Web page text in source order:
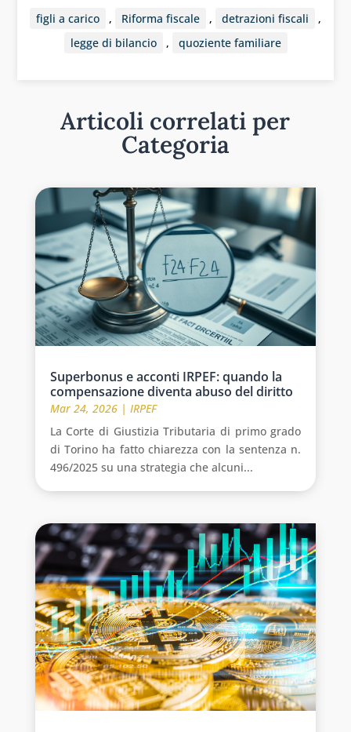
figli a carico , Riforma fiscale , detrazioni fiscali
,
legge di bilancio
, quoziente familiare
Articoli correlati per
Categoria
Superbonus e acconti IRPEF: quando la
compensazione diventa abuso del diritto
Mar 24, 2026| IRPEF
La Corte di Giustizia Tributaria di primo grado
di Torino ha fatto chiarezza con la sentenza n.
496/2025 su una strategia che alcuni...